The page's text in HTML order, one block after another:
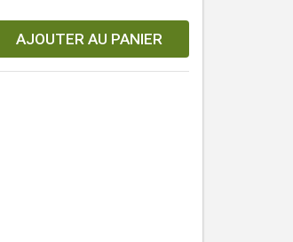
AJOUTER AU PANIER